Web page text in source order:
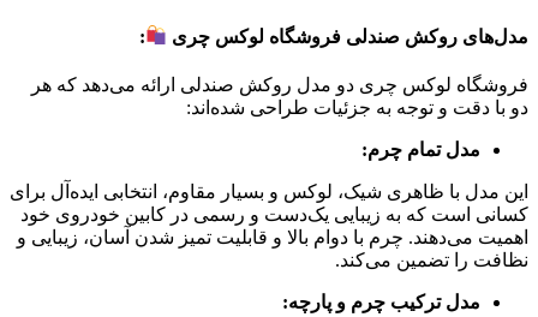
مدل‌های روکش صندلی فروشگاه لوکس چری :
فروشگاه لوکس چری دو مدل روکش صندلی ارائه می‌دهد که هر
دو با دقت و توجه به جزئیات طراحی شده‌اند:
مدل تمام چرم:
این مدل با ظاهری شیک، لوکس و بسیار مقاوم، انتخابی ایده‌آل برای
کسانی است که به زیبایی یک‌دست و رسمی در کابین خودروی خود
اهمیت می‌دهند. چرم با دوام بالا و قابلیت تمیز شدن آسان، زیبایی و
نظافت را تضمین می‌کند.
مدل ترکیب چرم و پارچه: